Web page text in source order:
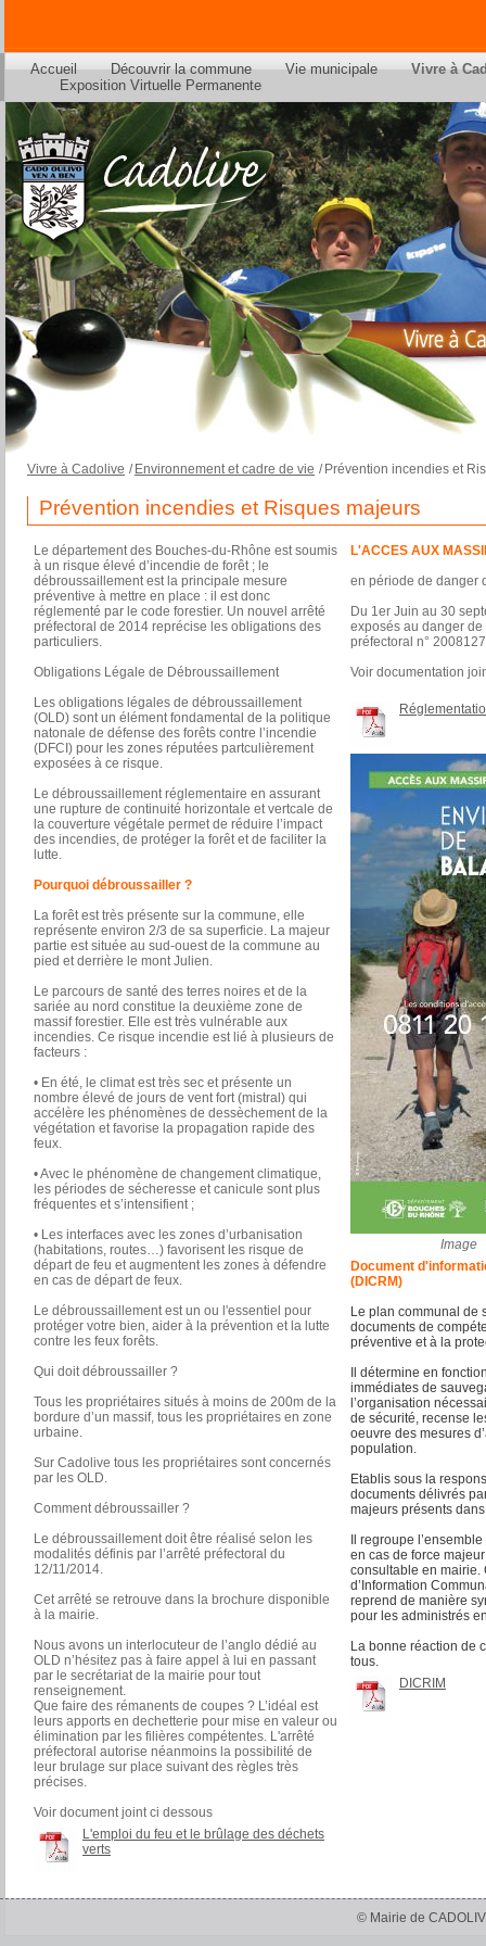
Accueil Découvrir la commune Vie municipale
Vivre à
Exposition Virtuelle Permanente
Vivre à Cadolive / Environnement et cadre de vie / Prévention incendies et
Prévention incendies et Risques majeurs
Le département des Bouches-du-Rhône est soumis
à un risque élevé d’incendie de forêt ; le
débroussaillement est la principale mesure
préventive à mettre en place : il est donc
réglementé par le code forestier. Un nouvel arrêté
préfectoral de 2014 reprécise les obligations des
particuliers.
Obligations Légale de Débroussaillement
Les obligations légales de débroussaillement
(OLD) sont un élément fondamental de la politique
natonale de défense des forêts contre l’incendie
(DFCI) pour les zones réputées partculièrement
exposées à ce risque.
Le débroussaillement réglementaire en assurant
une rupture de continuité horizontale et vertcale de
la couverture végétale permet de réduire l’impact
des incendies, de protéger la forêt et de faciliter la
lutte.
Pourquoi débroussailler ?
La forêt est très présente sur la commune, elle
représente environ 2/3 de sa superficie. La majeur
partie est située au sud-ouest de la commune au
pied et derrière le mont Julien.
Le parcours de santé des terres noires et de la
sariée au nord constitue la deuxième zone de
massif forestier. Elle est très vulnérable aux
incendies. Ce risque incendie est lié à plusieurs de
facteurs :
• En été, le climat est très sec et présente un
nombre élevé de jours de vent fort (mistral) qui
accélère les phénomènes de dessèchement de la
végétation et favorise la propagation rapide des
feux.
• Avec le phénomène de changement climatique,
les périodes de sécheresse et canicule sont plus
fréquentes et s’intensifient ;
• Les interfaces avec les zones d’urbanisation
(habitations, routes…) favorisent les risque de
départ de feu et augmentent les zones à défendre
en cas de départ de feux.
Le débroussaillement est un ou l'essentiel pour
protéger votre bien, aider à la prévention et la lutte
contre les feux forêts.
Qui doit débroussailler ?
Tous les propriétaires situés à moins de 200m de la
bordure d’un massif, tous les propriétaires en zone
urbaine.
Sur Cadolive tous les propriétaires sont concernés
par les OLD.
Comment débroussailler ?
Le débroussaillement doit être réalisé selon les
modalités définis par l’arrêté préfectoral du
12/11/2014.
Cet arrêté se retrouve dans la brochure disponible
à la mairie.
Nous avons un interlocuteur de l’anglo dédié au
OLD n’hésitez pas à faire appel à lui en passant
par le secrétariat de la mairie pour tout
renseignement.
Que faire des rémanents de coupes ? L’idéal est
leurs apports en dechetterie pour mise en valeur ou
élimination par les filières compétentes. L'arrêté
préfectoral autorise néanmoins la possibilité de
leur brulage sur place suivant des règles très
précises.
Voir document joint ci dessous
L'emploi du feu et le brûlage des déchets
verts
L'ACCES AUX
en période de danger
Du 1er Juin au 30
exposés au danger
préfectoral n°
Voir documentation
Image
Document
(DICRM)
Le plan communal de
documents de
préventive et à la
Il détermine en
immédiates de
l’organisation
de sécurité, recense
oeuvre des mesures
population.
Etablis sous la
documents délivrés
majeurs présents
Il regroupe
en cas de force
consultable en mairie.
d’Information
reprend de manière
pour les administrés
La bonne réaction de
tous.
DICRIM
© Mairie de